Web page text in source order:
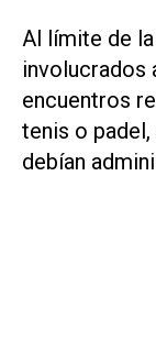
Al límite de
involucrados
encuentros
tenis o
debían